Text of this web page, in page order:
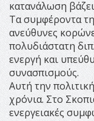
κατανάλωση
Τα συμφέροντα
ανεύθυνες
πολυδιάστατη
ενεργή και
συνασπισμούς.
Αυτή την
χρόνια. Στο
ενεργειακές